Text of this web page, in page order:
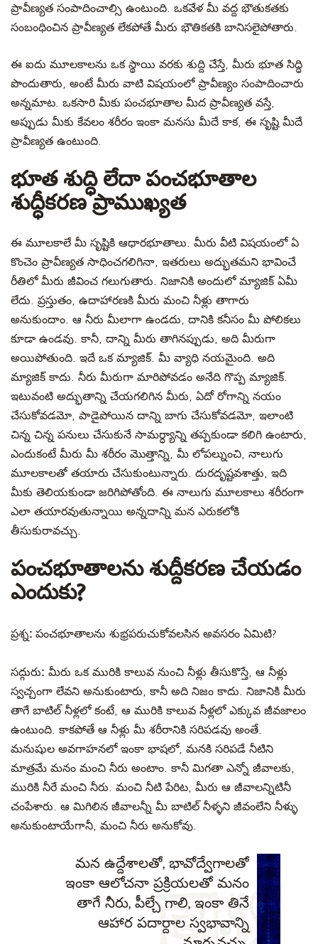
ప్రావీణ్యత సంపాదించాల్సి ఉంటుంది. ఒకవేళ మీ వద్ద భౌతుకతకు
సంబంధించిన ప్రావీణ్యత లేకపోతే మీరు భౌతికతకి బానిసలైపోతారు.
ఈ ఐదు మూలకాలను ఒక స్థాయి వరకు శుద్ది చేస్తే, మీరు భూత సిద్ధి
పొందుతారు, అంటే మీరు వాటి విషయంలో ప్రావీణ్యం సంపాదించారు
అన్నమాట. ఒకసారి మీకు పంచభూతాల మీద ప్రావీణ్యత వస్తే,
అప్పుడు మీకు కేవలం శరీరం ఇంకా మనసు మీదే కాక, ఈ సృష్టి మీదే
ప్రావీణ్యత ఉంటుంది.
భూత శుద్ధి లేదా పంచభూతాల
శుద్ధీకరణ ప్రాముఖ్యత
ఈ మూలకాలే మీ సృష్టికి ఆధారభూతాలు. మీరు వీటి విషయంలో ఏ
కొంచెం ప్రావీణ్యత సాధించగలిగినా, ఇతరులు అద్భుతమని భావించే
రీతిలో మీరు జీవించ గలుగుతారు. నిజానికి అందులో మ్యాజిక్ ఏమీ
లేదు. ప్రస్తుతం, ఉదాహారణకి మీరు మంచి నీళ్లు తాగారు
అనుకుందాం. ఆ నీరు మీలాగా ఉండదు, దానికి కనీసం మీ పోలికలు
కూడా ఉండవు. కానీ, దాన్ని మీరు తాగినప్పుడు, అది మీరుగా
అయిపోతుంది. ఇదే ఒక మ్యాజిక్. మీ వ్యాధి నయమైంది. అది
మ్యాజిక్ కాదు. నీరు మీరుగా మారిపోవడం అనేది గొప్ప మ్యాజిక్.
ఇటువంటి అద్భుతాన్ని చేయగలిగిన మీరు, ఏదో రోగాన్ని నయం
చేసుకోవడమో, పాడైపోయిన దాన్ని బాగు చేసుకోవడమో, ఇలాంటి
చిన్న చిన్న పనులు చేసుకునే సామర్ధ్యాన్ని తప్పకుండా కలిగి ఉంటారు,
ఎందుకంటే మీరు మీ శరీరం మొత్తాన్ని, మీ లోపల్నుంచి, నాలుగు
మూలకాలతో తయారు చేసుకుంటున్నారు. దురదృష్టవశాత్తు, ఇది
మీకు తెలియకుండా జరిగిపోతోంది. ఈ నాలుగు మూలకాలు శరీరంగా
ఎలా తయారవుతున్నాయి అన్నదాన్ని మన ఎరుకలోకి
తీసుకురావచ్చు.
పంచభూతాలను శుద్దీకరణ చేయడం
ఎందుకు?
ప్రశ్న: పంచభూతాలను శుభ్రపరుచుకోవలసిన అవసరం ఏమిటి?
సద్గురు: మీరు ఒక మురికి కాలువ నుంచి నీళ్లు తీసుకొస్తే, ఆ నీళ్లు
స్వచ్చంగా లేవని అనుకుంటారు, కానీ అది నిజం కాదు. నిజానికి మీరు
తాగే బాటిల్ నీళ్లలో కంటే, ఆ మురికి కాలువ నీళ్లలో ఎక్కువ జీవజాలం
ఉంటుంది. కాకపోతే ఆ నీళ్లు మీ శరీరానికి సరిపడవు అంతే.
మనుషుల అవగాహనలో ఇంకా భాషలో, మనకి సరిపడే నీటిని
మాత్రమే మనం మంచి నీరు అంటాం. కానీ మిగతా ఎన్నో జీవాలకు,
మురికి నీరే మంచి నీరు. మంచి నీటి పేరిట, మీరు ఆ జీవాలన్నిటినీ
చంపేశారు. ఆ మిగిలిన జీవాలన్నీ మీ బాటిల్ నీళ్ళని జీవంలేని నీళ్ళు
అనుకుంటాయేగానీ, మంచి నీరు అనుకోవు.
మన ఉద్దేశాలతో, భావోద్వేగాలతో
ఇంకా ఆలోచనా ప్రక్రియలతో మనం
తాగే నీరు, పీల్చే గాలి, ఇంకా తినే
ఆహార పదార్దాల స్వభావాన్ని